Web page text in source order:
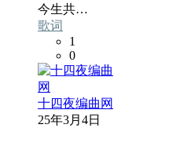
今生共…
歌词
1
0
十四夜编曲网
25年3月4日